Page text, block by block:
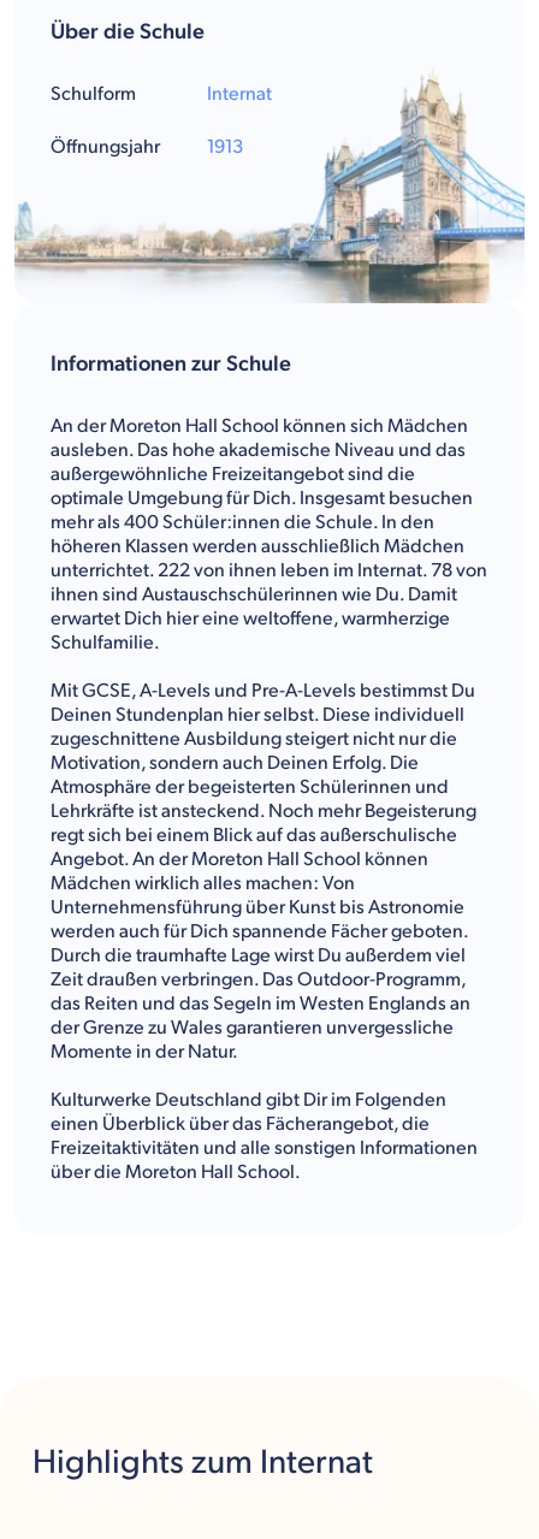
Informationen zur Schule
An der Moreton Hall School können sich Mädchen
ausleben. Das hohe akademische Niveau und das
außergewöhnliche Freizeitangebot sind die
optimale Umgebung für Dich. Insgesamt besuchen
mehr als 400 Schüler:innen die Schule. In den
höheren Klassen werden ausschließlich Mädchen
unterrichtet. 222 von ihnen leben im Internat. 78 von
ihnen sind Austauschschülerinnen wie Du. Damit
erwartet Dich hier eine weltoffene, warmherzige
Schulfamilie.
Mit GCSE, A-Levels und Pre-A-Levels bestimmst Du
Deinen Stundenplan hier selbst. Diese individuell
zugeschnittene Ausbildung steigert nicht nur die
Motivation, sondern auch Deinen Erfolg. Die
Atmosphäre der begeisterten Schülerinnen und
Lehrkräfte ist ansteckend. Noch mehr Begeisterung
regt sich bei einem Blick auf das außerschulische
Angebot. An der Moreton Hall School können
Mädchen wirklich alles machen: Von
Unternehmensführung über Kunst bis Astronomie
werden auch für Dich spannende Fächer geboten.
Durch die traumhafte Lage wirst Du außerdem viel
Zeit draußen verbringen. Das Outdoor-Programm,
das Reiten und das Segeln im Westen Englands an
der Grenze zu Wales garantieren unvergessliche
Momente in der Natur.
Kulturwerke Deutschland gibt Dir im Folgenden
einen Überblick über das Fächerangebot, die
Freizeitaktivitäten und alle sonstigen Informationen
über die Moreton Hall School.
Über die Schule
Schulform
Öffnungsjahr
Internat
1913
Highlights zum Internat